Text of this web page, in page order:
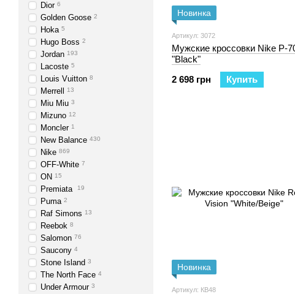
Новинка
Артикул: 3072
Мужские кроссовки Nike P-
"Black"
2 698 грн
Купить
Новинка
Артикул: КB48
Dior 6
Golden Goose 2
Hoka 5
Hugo Boss 2
Jordan 193
Lacoste 5
Louis Vuitton 8
Merrell 13
Miu Miu 3
Mizuno 12
Moncler 1
New Balance 430
Nike 869
OFF-White 7
ON 15
Premiata 19
Puma 2
Raf Simons 13
Reebok 8
Salomon 76
Saucony 4
Stone Island 3
The North Face 4
Under Armour 3